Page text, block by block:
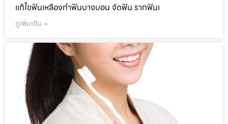
แก้ไขฟันเหลืองทำฟันบางบอน จัดฟัน รากฟันเ
ดูเพิ่มเติม »